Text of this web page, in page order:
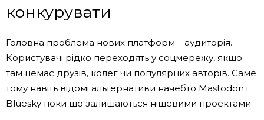
конкурувати
Головна проблема нових платформ – аудиторія.
Користувачі рідко переходять у соцмережу, якщо
там немає друзів, колег чи популярних авторів. Саме
тому навіть відомі альтернативи начебто Mastodon і
Bluesky поки що залишаються нішевими проектами.